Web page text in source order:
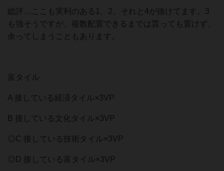
総評…ここも実利のある1、2、それと4が抜けてます。3
も強そうですが、複数配置できるまでは貰っても置けず、
余ってしまうこともあります。
富タイル
A 接している経済タイル×3VP
B 接している文化タイル×3VP
◎C 接している技術タイル×3VP
◎D 接している富タイル×3VP